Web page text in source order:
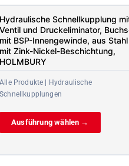
Hydraulische Schnellkupplung
Ventil und Druckeliminator,
mit BSP-Innengewinde, aus Stahl
mit Zink-Nickel-Beschichtung,
HOLMBURY
Alle Produkte | Hydraulische
Schnellkupplungen
Ausführung wählen →